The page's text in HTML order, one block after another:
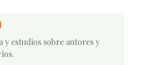
estudios sobre autores y